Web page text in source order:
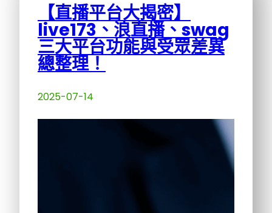
【直播平台大揭密】
live173、浪直播、swag
三大平台功能與受眾差異
總整理！
2025-07-14